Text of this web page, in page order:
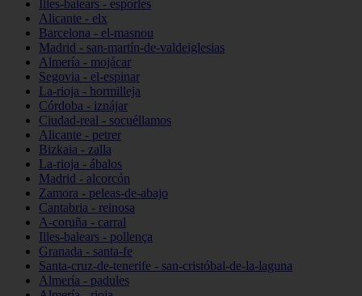
Illes-balears - esporles
Alicante - elx
Barcelona - el-masnou
Madrid - san-martín-de-valdeiglesias
Almería - mojácar
Segovia - el-espinar
La-rioja - hormilleja
Córdoba - iznájar
Ciudad-real - socuéllamos
Alicante - petrer
Bizkaia - zalla
La-rioja - ábalos
Madrid - alcorcón
Zamora - peleas-de-abajo
Cantabria - reinosa
A-coruña - carral
Illes-balears - pollença
Granada - santa-fe
Santa-cruz-de-tenerife - san-cristóbal-de-la-laguna
Almería - padules